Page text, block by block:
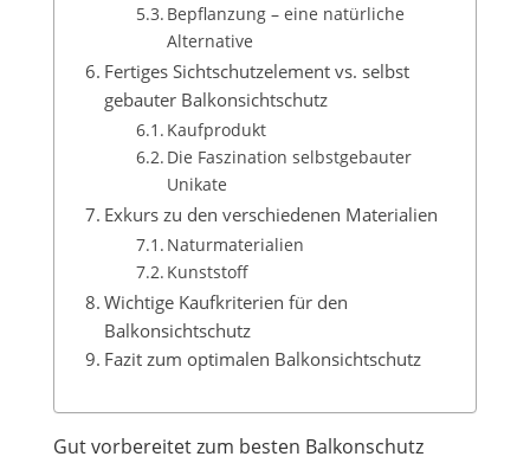
Bepflanzung – eine natürliche
Alternative
Fertiges Sichtschutzelement vs. selbst
gebauter Balkonsichtschutz
Kaufprodukt
Die Faszination selbstgebauter
Unikate
Exkurs zu den verschiedenen Materialien
Naturmaterialien
Kunststoff
Wichtige Kaufkriterien für den
Balkonsichtschutz
Fazit zum optimalen Balkonsichtschutz
Gut vorbereitet zum besten Balkonschutz